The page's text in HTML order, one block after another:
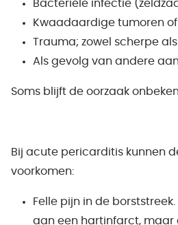
Bacteriële infectie
Kwaadaardige tumoren
Trauma; zowel scherpe
Als gevolg van andere
Soms blijft de oorzaak
Bij acute pericarditis kunnen
voorkomen:
Felle pijn in de
aan een hartinfarct, maar